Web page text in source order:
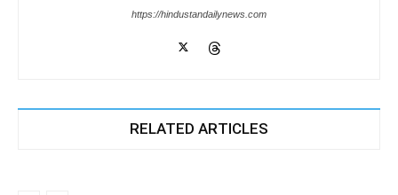
https://hindustandailynews.com
RELATED ARTICLES